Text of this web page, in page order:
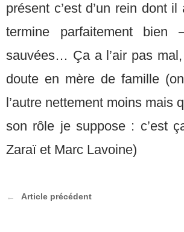
présent c’est d’un rein dont
termine parfaitement bien
sauvées… Ça a l’air pas
doute en mère de famille
l’autre nettement moins mais
son rôle je suppose : c’est
Zaraï et Marc Lavoine)
Article précédent